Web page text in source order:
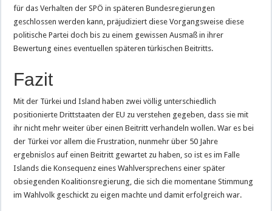
für das Verhalten der SPÖ in späteren Bundesregierungen
geschlossen werden kann, präjudiziert diese Vorgangsweise diese
politische Partei doch bis zu einem gewissen Ausmaß in ihrer
Bewertung eines eventuellen späteren türkischen Beitritts.
Fazit
Mit der Türkei und Island haben zwei völlig unterschiedlich
positionierte Drittstaaten der EU zu verstehen gegeben, dass sie mit
ihr nicht mehr weiter über einen Beitritt verhandeln wollen. War es bei
der Türkei vor allem die Frustration, nunmehr über 50 Jahre
ergebnislos auf einen Beitritt gewartet zu haben, so ist es im Falle
Islands die Konsequenz eines Wahlversprechens einer später
obsiegenden Koalitionsregierung, die sich die momentane Stimmung
im Wahlvolk geschickt zu eigen machte und damit erfolgreich war.